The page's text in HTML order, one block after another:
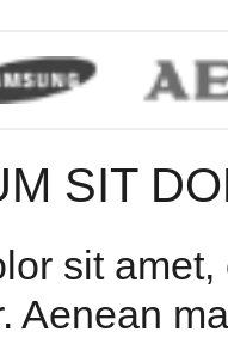
SIT
sit
Aenean